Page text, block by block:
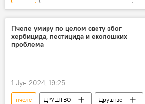
Наука и технологија
Друштво
Пчеле умиру по целом свету због
хербицида, пестицида и еколошких
проблема
1 Јун 2024, 19:25
пчеле ДРУШТВО
Друштво